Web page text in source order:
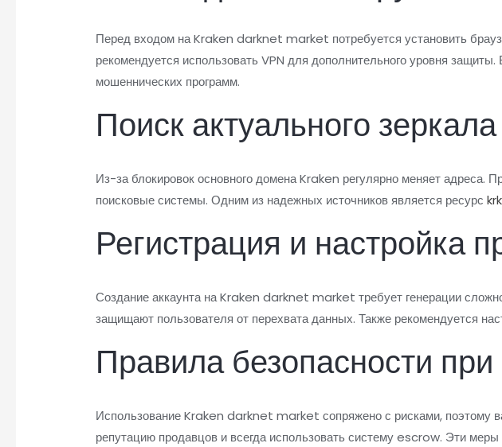
Перед входом на Kraken darknet market потребуется установить
рекомендуется использовать VPN для дополнительного уровня
мошеннических программ.
Поиск актуального зеркала
Из-за блокировок основного домена Kraken регулярно меняет
поисковые системы. Одним из надежных источников является ресурс
Регистрация и настройка
Создание аккаунта на Kraken darknet market требует генерации
защищают пользователя от перехвата данных. Также рекомендуется
Правила безопасности
Использование Kraken darknet market сопряжено с рисками, поэтому
репутацию продавцов и всегда использовать систему escrow. Эти